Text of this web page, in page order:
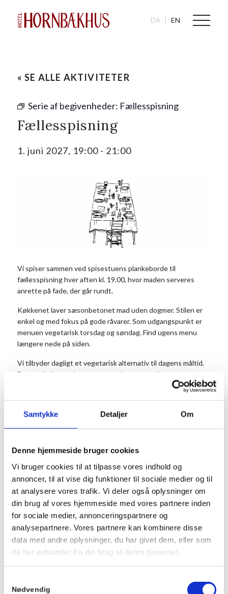
Samtykke Detaljer Om
Denne hjemmeside bruger cookies
Vi bruger cookies til at tilpasse vores indhold og
annoncer, til at vise dig funktioner til sociale medier og til
at analysere vores trafik. Vi deler også oplysninger om
din brug af vores hjemmeside med vores partnere inden
for sociale medier, annonceringspartnere og
analysepartnere. Vores partnere kan kombinere disse
data med andre oplysninger, du har givet dem, eller som
de har indsamlet fra din brug af deres tjenester.
Nødvendig
DA EN
« SE ALLE AKTIVITETER
Serie af begivenheder: Fællesspisning
Fællesspisning
1. juni 2027, 19:00- 21:00
Vi spiser sammen ved spisestuens plankeborde til
fællesspisning hver aften kl. 19.00, hvor maden serveres
anrette på fade, der går rundt.
Køkkenet laver sæsonbetonet mad uden dogmer. Stilen er
enkel og med fokus på gode råvarer. Som udgangspunkt er
menuen vegetarisk torsdag og søndag. Find ugens menu
længere nede på siden.
Vi tilbyder dagligt et vegetarisk alternativ til dagens måltid.
Det er vigtigt, at du noterer antal vegetarer i
dessert. Dessert og kaffe kan købes efter maden. Børn til og
med 3 år betaler ikke.
Husk at reservere dine pladser på forhånd.
Ankom gerne ca. 20 minutter før, så du kan få noget at drikke
og finde en plads ved langbordet, inden maden serveres.
Vi kan ikke tilpasse maden eller garantere veganske, mælkefri
eller glutenfri muligheder.
Der tages forbehold for ændringer i menuen.
Du kan se menuenHER.
Info
Dato: